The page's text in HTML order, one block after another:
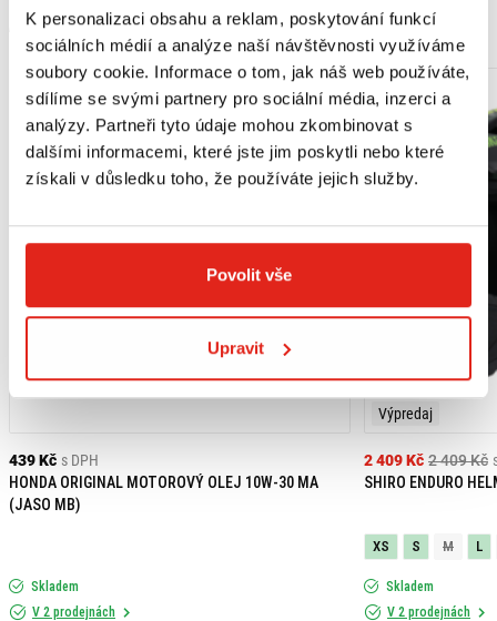
K personalizaci obsahu a reklam, poskytování funkcí
sociálních médií a analýze naší návštěvnosti využíváme
soubory cookie. Informace o tom, jak náš web používáte,
sdílíme se svými partnery pro sociální média, inzerci a
analýzy. Partneři tyto údaje mohou zkombinovat s
dalšími informacemi, které jste jim poskytli nebo které
získali v důsledku toho, že používáte jejich služby.
Povolit vše
Upravit
MOHLO BY SE VÁM LÍBIT
439 Kč s DPH
HONDA ORIGINAL MOTOROVÝ OLEJ 10W-30 MA
(JASO MB)
Skladem
V 2 prodejnách
Výpredaj
2 409 Kč
2 409 Kč
SHIRO ENDURO
XS S M L
Skladem
V 2 prodejnách